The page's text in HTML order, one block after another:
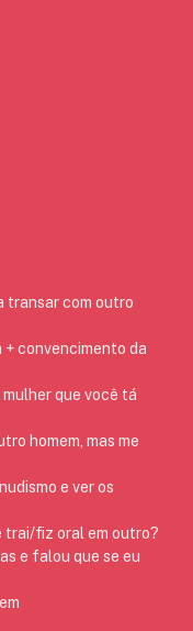
transar com outro
+ convencimento da
que você tá
homem, mas me
e ver os
trai/fiz oral em outro?
e falou que se eu